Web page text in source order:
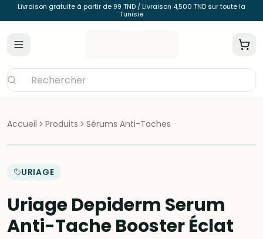
Livraison gratuite à partir de 99 TND / Livraison 4,500 TND sur toute la
Tunisie
Accueil Produits Sérums Anti-Taches
URIAGE
Uriage Depiderm Serum
Anti-Tache Booster Éclat